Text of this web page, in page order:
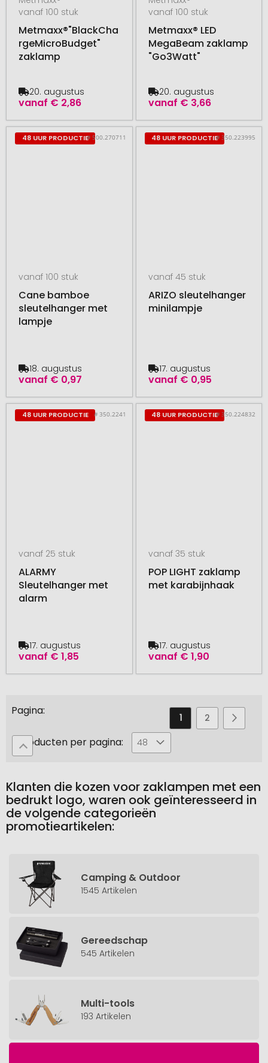
vanaf 100 stuk
Metmaxx®"BlackCha
rgeMicroBudget"
zaklamp
vanaf € 2,86
20. augustus
vanaf 100 stuk
Metmaxx® LED
MegaBeam zaklamp
"Go3Watt"
vanaf € 3,66
20. augustus
48 UUR PRODUCTIE# 500.270711
vanaf 100 stuk
Cane bamboe
sleutelhanger met
lampje
vanaf € 0,97
18. augustus
48 UUR PRODUCTIE# 350.223995
vanaf 45 stuk
ARIZO sleutelhanger
minilampje
vanaf € 0,95
17. augustus
48 UUR PRODUCTIE # 350.2241
vanaf 25 stuk
ALARMY
Sleutelhanger met
alarm
vanaf € 1,85
17. augustus
48 UUR PRODUCTIE# 350.224832
vanaf 35 stuk
POP LIGHT zaklamp
met karabijnhaak
vanaf € 1,90
17. augustus
Pagina
U
1 Pagina
2 Pagina
3
Producten per pagina: 48
Klanten die kozen voor zaklampen met een
bedrukt logo, waren ook geïnteresseerd in
de volgende categorieën
promotieartikelen:
Camping & Outdoor
1545 Artikelen
Gereedschap
545 Artikelen
Multi-tools
193 Artikelen